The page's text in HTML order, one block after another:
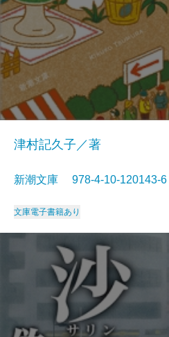
津村記久子／著
新潮文庫 978-4-10-
文庫電子書籍あり